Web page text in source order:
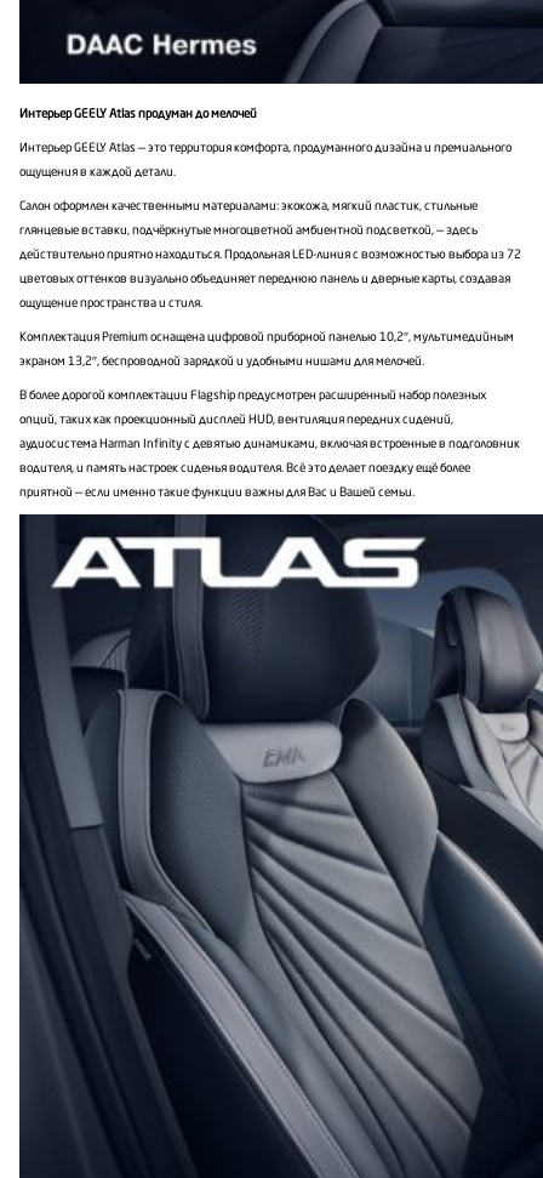
ИнтерьерGEELYAtlas продуман до мелочей
Интерьер GEELY Atlas — это территория комфорта, продуманного дизайна и премиального
ощущения в каждой детали.
Салон оформлен качественными материалами: экокожа, мягкий пластик, стильные
глянцевые вставки, подчёркнутые многоцветной амбиентной подсветкой, — здесь
действительно приятно находиться. Продольная LED-линия с возможностью выбора из 72
цветовых оттенков визуально объединяет переднюю панель и дверные карты, создавая
ощущение пространства и стиля.
Комплектация Premium оснащена цифровой приборной панелью 10,2″, мультимедийным
экраном 13,2″, беспроводной зарядкой и удобными нишами для мелочей.
В более дорогой комплектации Flagship предусмотрен расширенный набор полезных
опций, таких как проекционный дисплей HUD, вентиляция передних сидений,
аудиосистема Harman Infinity с девятью динамиками, включая встроенные в подголовник
водителя, и память настроек сиденья водителя. Всё это делает поездку ещё более
приятной — если именно такие функции важны для Вас и Вашей семьи.